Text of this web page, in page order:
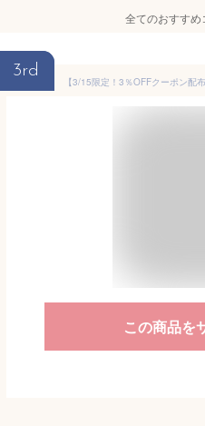
全てのおすすめ
3rd
この商品を